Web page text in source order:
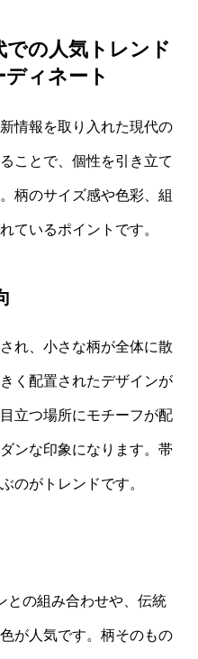
での人気トレンド
ィネート
情報を取り入れた現代の
ことで、個性を引き立て
柄のサイズ感や色彩、組
ているポイントです。
れ、小さな柄が全体に散
く配置されたデザインが
立つ場所にモチーフが配
ンな印象になります。帯
のがトレンドです。
との組み合わせや、伝統
が人気です。柄そのもの